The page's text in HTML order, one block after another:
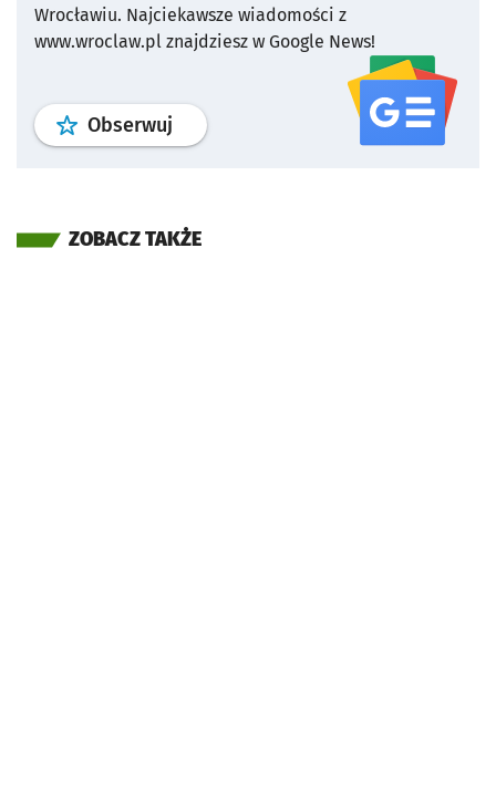
Wrocławiu. Najciekawsze wiadomości z
www.wroclaw.pl znajdziesz w Google News!
Obserwuj profil serwisu
ZOBACZ TAKŻE